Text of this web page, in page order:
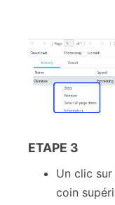
ETAPE 3
Un clic
coin